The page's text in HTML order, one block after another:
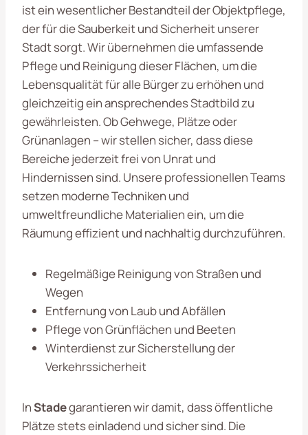
ist ein wesentlicher Bestandteil der Objektpflege,
der für die Sauberkeit und Sicherheit unserer
Stadt sorgt. Wir übernehmen die umfassende
Pflege und Reinigung dieser Flächen, um die
Lebensqualität für alle Bürger zu erhöhen und
gleichzeitig ein ansprechendes Stadtbild zu
gewährleisten. Ob Gehwege, Plätze oder
Grünanlagen – wir stellen sicher, dass diese
Bereiche jederzeit frei von Unrat und
Hindernissen sind. Unsere professionellen Teams
setzen moderne Techniken und
umweltfreundliche Materialien ein, um die
Räumung effizient und nachhaltig durchzuführen.
Regelmäßige Reinigung von Straßen und
Wegen
Entfernung von Laub und Abfällen
Pflege von Grünflächen und Beeten
Winterdienst zur Sicherstellung der
Verkehrssicherheit
InStadegarantieren wir damit, dass öffentliche
Plätze stets einladend und sicher sind. Die